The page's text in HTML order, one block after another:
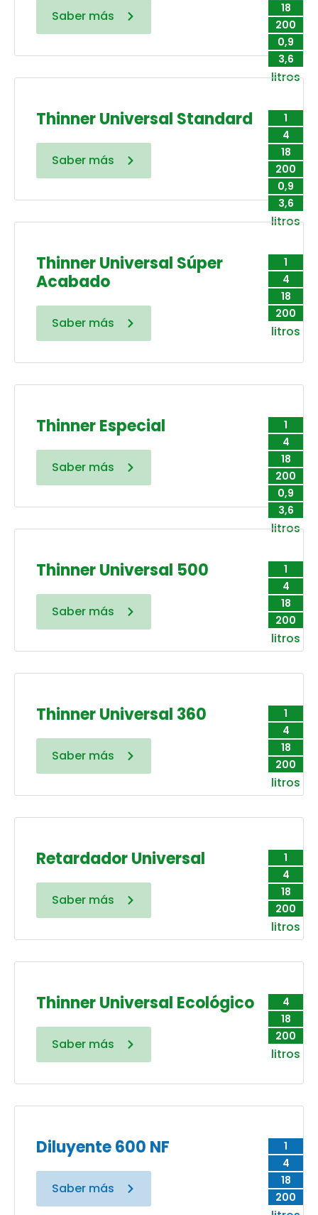
18
200
0,9
3,6
litros
Saber más
1
4
18
200
0,9
3,6
litros
Thinner Universal Standard
Saber más
1
4
18
200
litros
Thinner Universal Súper
Acabado
Saber más
1
4
18
200
0,9
3,6
litros
Thinner Especial
Saber más
1
4
18
200
litros
Thinner Universal 500
Saber más
1
4
18
200
litros
Thinner Universal 360
Saber más
1
4
18
200
litros
Retardador Universal
Saber más
4
18
200
litros
Thinner Universal Ecológico
Saber más
1
4
18
200
Diluyente 600 NF
Saber más